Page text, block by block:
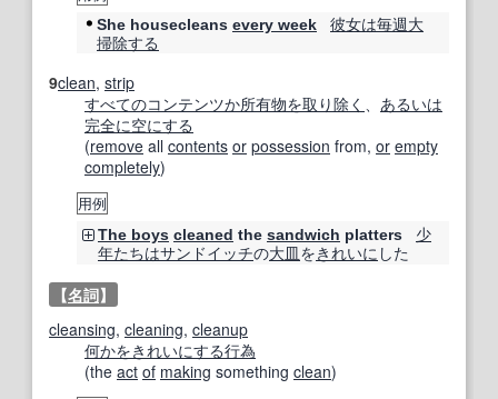
She housecleans every week 彼女は毎週大
掃除する
9clean, strip
すべてのコンテンツか所有物を取り除く 、 あるいは
完全に空にする
(remove all contents or possession from, or empty
completely)
用例
The boys cleaned the sandwich platters
少
年たちはサンドイッチの大皿をきれいに した
【名詞】
cleansing, cleaning, cleanup
何かをきれいにする行為
(the act of making something clean)